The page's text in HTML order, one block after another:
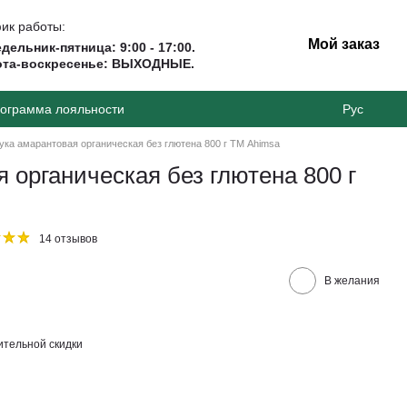
работы:
пятница: 9:00 - 17:00.
воскресенье: ВЫХОДНЫЕ.
Мой заказ
лояльности Рус
амарантовая органическая без глютена 800 г ТМ Ahimsa
без глютена 800 г
14 отзывов
В желания
скидки